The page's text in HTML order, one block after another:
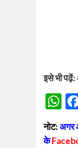
इसे भी पढ़ें:
नोट:अगर
के